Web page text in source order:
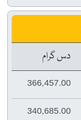
دس گرام
366,457.00
340,685.00